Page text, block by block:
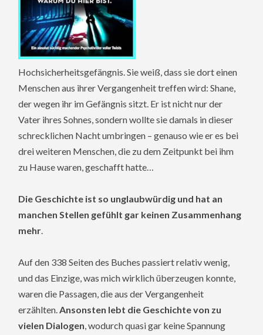
Hochsicherheitsgefängnis. Sie weiß, dass sie dort einen
Menschen aus ihrer Vergangenheit treffen wird: Shane,
der wegen ihr im Gefängnis sitzt. Er ist nicht nur der
Vater ihres Sohnes, sondern wollte sie damals in dieser
schrecklichen Nacht umbringen – genauso wie er es bei
drei weiteren Menschen, die zu dem Zeitpunkt bei ihm
zu Hause waren, geschafft hatte…
Die Geschichte ist so unglaubwürdig und hat an
manchen Stellen gefühlt gar keinen Zusammenhang
mehr.
Auf den 338 Seiten des Buches passiert relativ wenig,
und das Einzige, was mich wirklich überzeugen konnte,
waren die Passagen, die aus der Vergangenheit
erzählten.Ansonsten lebt die Geschichte von zu
vielen Dialogen, wodurch quasi gar keine Spannung